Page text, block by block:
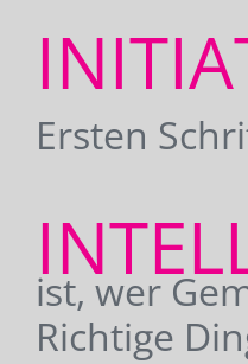
Ersten
ist, wer
Richtige